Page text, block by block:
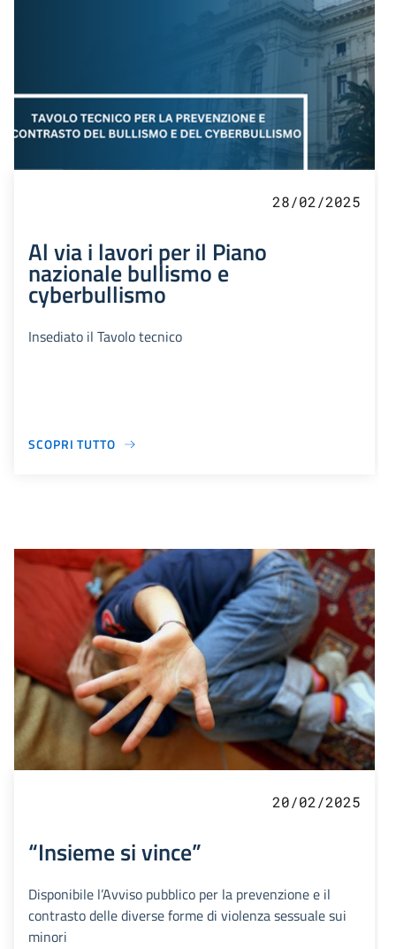
28/02/2025
Al via i lavori per il Piano
nazionale bullismo e
cyberbullismo
Insediato il Tavolo tecnico
SCOPRI TUTTO
20/02/2025
“Insieme si vince”
Disponibile l’Avviso pubblico per la prevenzione e il
contrasto delle diverse forme di violenza sessuale sui
minori